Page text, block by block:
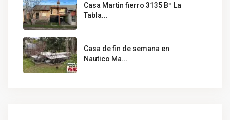
Casa Martin fierro 3135 Bº La
Tabla...
Casa de fin de semana en
Nautico Ma...